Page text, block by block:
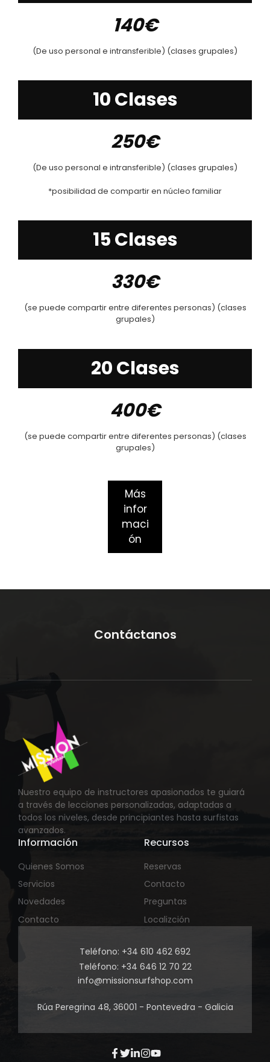
140€
(De uso personal e intransferible) (clases grupales)
10 Clases
250€
(De uso personal e intransferible) (clases grupales)
*posibilidad de compartir en núcleo familiar
15 Clases
330€
(se puede compartir entre diferentes personas) (clases
grupales)
20 Clases
400€
(se puede compartir entre diferentes personas) (clases
grupales)
Más
infor
maci
ón
Contáctanos
Nuestro equipo de instructores apasionados te guiará
a través de lecciones personalizadas, adaptadas a
todos los niveles, desde principiantes hasta surfistas
avanzados.
Información
Quienes Somos
Servicios
Novedades
Contacto
Recursos
Reservas
Contacto
Preguntas
Localizción
Teléfono: +34 610 462 692
Teléfono: +34 646 12 70 22
info@missionsurfshop.com
Rúa Peregrina 48, 36001 - Pontevedra - Galicia